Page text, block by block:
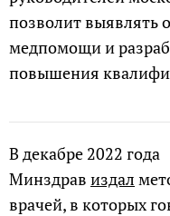
позволит выявлять
медпомощи и
повышения
В декабре 2022 года
Минздрав издал
врачей, в которых